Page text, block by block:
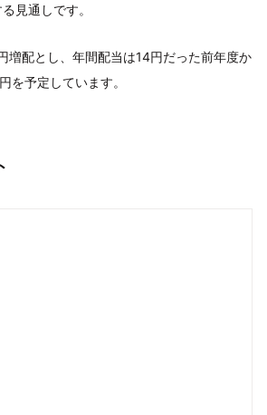
見通しです。
増配とし、年間配当は14円だった前年度か
を予定しています。